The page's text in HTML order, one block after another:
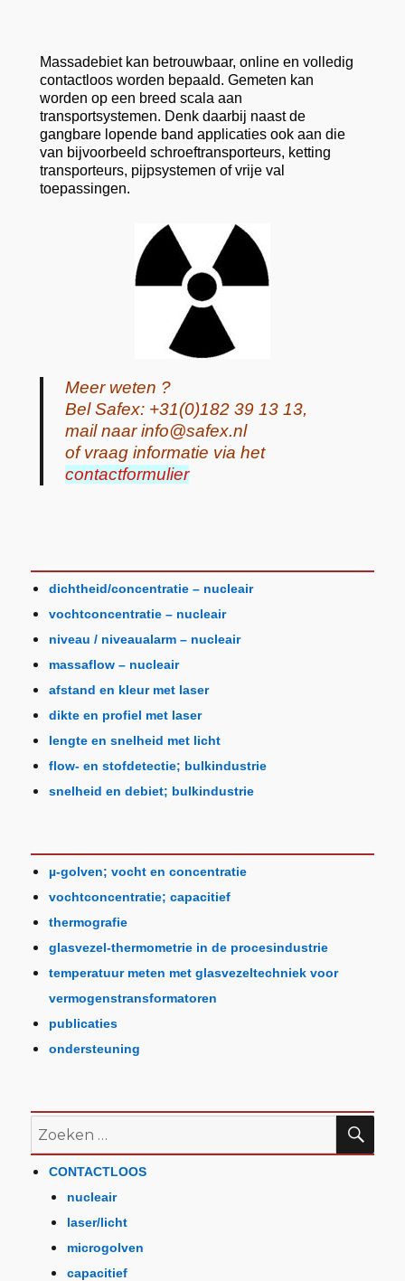
Massadebiet kan betrouwbaar, online en volledig
contactloos worden bepaald. Gemeten kan
worden op een breed scala aan
transportsystemen. Denk daarbij naast de
gangbare lopende band applicaties ook aan die
van bijvoorbeeld schroeftransporteurs, ketting
transporteurs, pijpsystemen of vrije val
toepassingen.
Meer weten ?
Bel Safex: +31(0)182 39 13 13,
mail naar info@safex.nl
of vraag informatie via het
contactformulier
dichtheid/concentratie – nucleair
vochtconcentratie – nucleair
niveau / niveaualarm – nucleair
massaflow – nucleair
afstand en kleur met laser
dikte en profiel met laser
lengte en snelheid met licht
flow- en stofdetectie; bulkindustrie
snelheid en debiet; bulkindustrie
µ-golven; vocht en concentratie
vochtconcentratie; capacitief
thermografie
glasvezel-thermometrie in de procesindustrie
temperatuur meten met glasvezeltechniek voor
vermogenstransformatoren
publicaties
ondersteuning
CONTACTLOOS
nucleair
laser/licht
microgolven
capacitief